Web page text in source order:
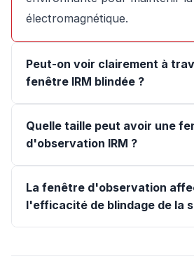
électromagnétique.
Peut-on voir clairement à
fenêtre IRM blindée ?
Quelle taille peut avoir une
d'observation IRM ?
La fenêtre d'observation
l'efficacité de blindage de la